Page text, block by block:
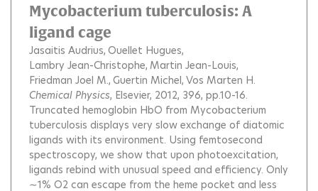
Mycobacterium tuberculosis: A
ligand cage
Jasaitis Audrius Ouellet Hugues
Lambry Jean-Christophe Martin Jean-Louis
Friedman Joel M. Guertin Michel Vos Marten H.
Chemical Physics, Elsevier, 2012, 396, pp.10-16.
Truncated hemoglobin HbO from Mycobacterium
tuberculosis displays very slow exchange of diatomic
ligands with its environment. Using femtosecond
spectroscopy, we show that upon photoexcitation,
ligands rebind with unusual speed and efficiency. Only
∼1% O2 can escape from the heme pocket and less